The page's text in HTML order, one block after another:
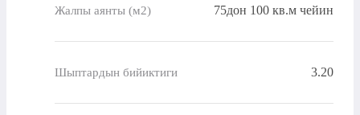
Жалпы аянты (м2) 75дон 100 кв.м чейин
Шыптардын бийиктиги 3.20